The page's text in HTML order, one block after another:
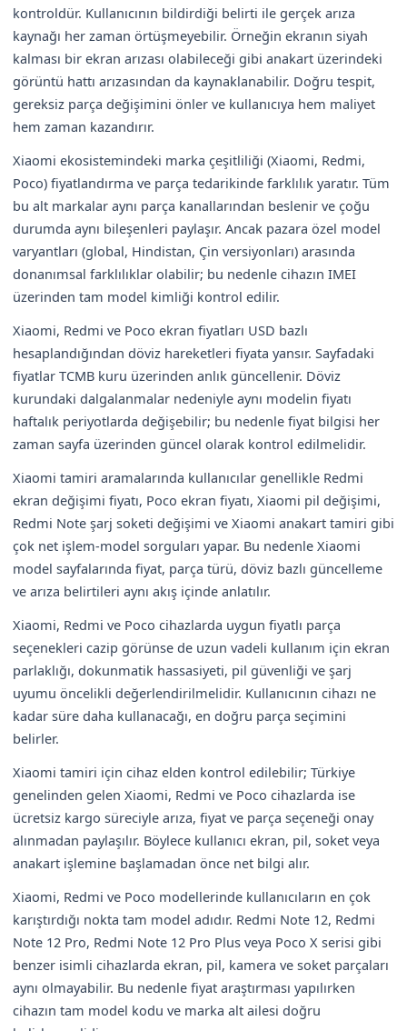
kontroldür. Kullanıcının bildirdiği belirti ile gerçek arıza
kaynağı her zaman örtüşmeyebilir. Örneğin ekranın siyah
kalması bir ekran arızası olabileceği gibi anakart üzerindeki
görüntü hattı arızasından da kaynaklanabilir. Doğru tespit,
gereksiz parça değişimini önler ve kullanıcıya hem maliyet
hem zaman kazandırır.
Xiaomi ekosistemindeki marka çeşitliliği (Xiaomi, Redmi,
Poco) fiyatlandırma ve parça tedarikinde farklılık yaratır. Tüm
bu alt markalar aynı parça kanallarından beslenir ve çoğu
durumda aynı bileşenleri paylaşır. Ancak pazara özel model
varyantları (global, Hindistan, Çin versiyonları) arasında
donanımsal farklılıklar olabilir; bu nedenle cihazın IMEI
üzerinden tam model kimliği kontrol edilir.
Xiaomi, Redmi ve Poco ekran fiyatları USD bazlı
hesaplandığından döviz hareketleri fiyata yansır. Sayfadaki
fiyatlar TCMB kuru üzerinden anlık güncellenir. Döviz
kurundaki dalgalanmalar nedeniyle aynı modelin fiyatı
haftalık periyotlarda değişebilir; bu nedenle fiyat bilgisi her
zaman sayfa üzerinden güncel olarak kontrol edilmelidir.
Xiaomi tamiri aramalarında kullanıcılar genellikle Redmi
ekran değişimi fiyatı, Poco ekran fiyatı, Xiaomi pil değişimi,
Redmi Note şarj soketi değişimi ve Xiaomi anakart tamiri gibi
çok net işlem-model sorguları yapar. Bu nedenle Xiaomi
model sayfalarında fiyat, parça türü, döviz bazlı güncelleme
ve arıza belirtileri aynı akış içinde anlatılır.
Xiaomi, Redmi ve Poco cihazlarda uygun fiyatlı parça
seçenekleri cazip görünse de uzun vadeli kullanım için ekran
parlaklığı, dokunmatik hassasiyeti, pil güvenliği ve şarj
uyumu öncelikli değerlendirilmelidir. Kullanıcının cihazı ne
kadar süre daha kullanacağı, en doğru parça seçimini
belirler.
Xiaomi tamiri için cihaz elden kontrol edilebilir; Türkiye
genelinden gelen Xiaomi, Redmi ve Poco cihazlarda ise
ücretsiz kargo süreciyle arıza, fiyat ve parça seçeneği onay
alınmadan paylaşılır. Böylece kullanıcı ekran, pil, soket veya
anakart işlemine başlamadan önce net bilgi alır.
Xiaomi, Redmi ve Poco modellerinde kullanıcıların en çok
karıştırdığı nokta tam model adıdır. Redmi Note 12, Redmi
Note 12 Pro, Redmi Note 12 Pro Plus veya Poco X serisi gibi
benzer isimli cihazlarda ekran, pil, kamera ve soket parçaları
aynı olmayabilir. Bu nedenle fiyat araştırması yapılırken
cihazın tam model kodu ve marka alt ailesi doğru